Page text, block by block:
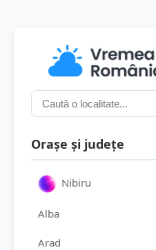
Orașe și județe
Nibiru
Alba
Arad